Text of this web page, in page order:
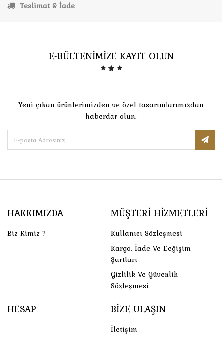
Teslimat & İade
E-BÜLTENİMİZE KAYIT OLUN
Yeni çıkan ürünlerimizden ve özel tasarımlarımızdan
haberdar olun.
HAKKIMIZDA
Biz Kimiz ?
MÜŞTERI HIZMETLERI
Kullanıcı Sözleşmesi
Kargo, İade Ve Değişim
Şartları
Gizlilik Ve Güvenlik
Sözleşmesi
HESAP BIZE ULAŞIN
İletişim